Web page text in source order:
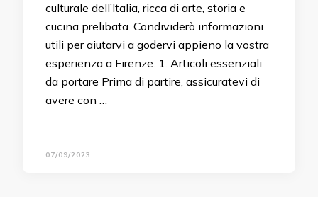
culturale dell’Italia, ricca di arte, storia e
cucina prelibata. Condividerò informazioni
utili per aiutarvi a godervi appieno la vostra
esperienza a Firenze. 1. Articoli essenziali
da portare Prima di partire, assicuratevi di
avere con …
07/09/2023